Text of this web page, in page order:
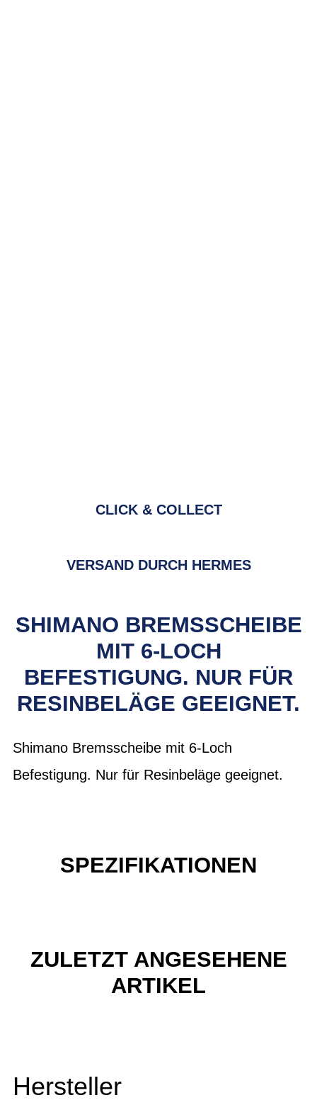
CLICK & COLLECT
VERSAND DURCH HERMES
SHIMANO BREMSSCHEIBE
MIT 6-LOCH
BEFESTIGUNG. NUR FÜR
RESINBELÄGE GEEIGNET.
Shimano Bremsscheibe mit 6-Loch
Befestigung. Nur für Resinbeläge geeignet.
SPEZIFIKATIONEN
ZULETZT ANGESEHENE
ARTIKEL
Hersteller